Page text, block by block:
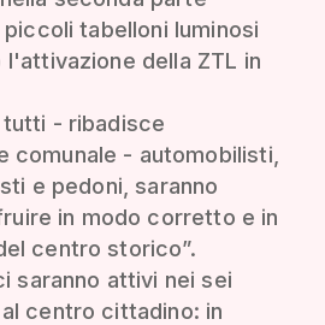
tabelloni luminosi
l'attivazione della ZTL in
tutti - ribadisce
comunale - automobilisti,
e pedoni, saranno
in modo corretto e in
centro storico”.
saranno attivi nei sei
centro cittadino: in